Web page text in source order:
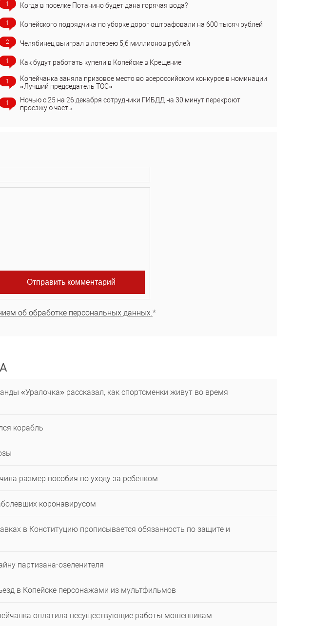
1 Когда в поселке Потанино будет дана горячая вода?
1 Копейского подрядчика по уборке дорог оштрафовали на 600 тысяч рублей
2 Челябинец выиграл в лотерею 5,6 миллионов рублей
1 Как будут работать купели в Копейске в Крещение
1
Копейчанка заняла призовое место во всероссийском конкурсе в номинации
«Лучший председатель ТОС»
1
Ночью с 25 на 26 декабря сотрудники ГИБДД на 30 минут перекроют
проезжую часть
об обработке персональных данных.*
«Уралочка» рассказал, как спортсменки живут во время
корабль
размер пособия по уходу за ребенком
коронавирусом
в Конституцию прописывается обязанность по защите и
партизана-озеленителя
в Копейске персонажами из мультфильмов
оплатила несуществующие работы мошенникам